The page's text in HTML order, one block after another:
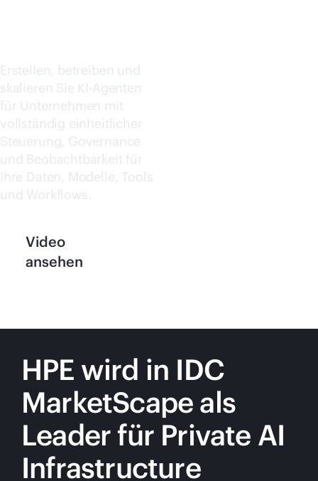
Erstellen, betreiben und
skalieren Sie KI-Agenten
für Unternehmen mit
vollständig einheitlicher
Steuerung, Governance
und Beobachtbarkeit für
Ihre Daten, Modelle, Tools
und Workflows.
Video
ansehen
HPE wird in IDC
MarketScape als
Leader für Private AI
Infrastructure